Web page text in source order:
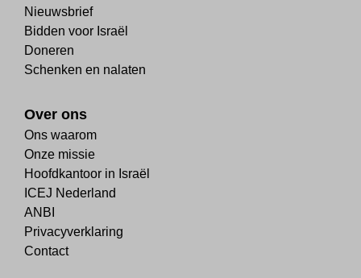
Nieuwsbrief
Bidden voor Israël
Doneren
Schenken en nalaten
Over ons
Ons waarom
Onze missie
Hoofdkantoor in Israël
ICEJ Nederland
ANBI
Privacyverklaring
Contact